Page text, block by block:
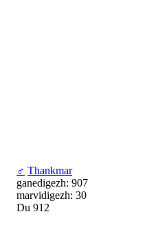
♂ Thankmar
ganedigezh: 907
marvidigezh: 30
Du 912